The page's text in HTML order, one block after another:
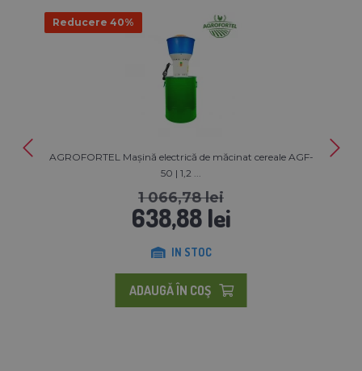
Reducere 40%
AGROFORTEL Mașină electrică de măcinat cereale AGF-
50 | 1,2 ...
1 066,78 lei
638,88 lei
IN STOC
ADAUGĂ ÎN COŞ